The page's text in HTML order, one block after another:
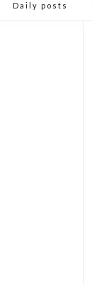
Daily posts